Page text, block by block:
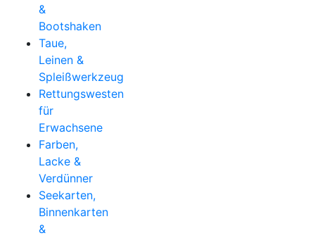
&
Bootshaken
Taue,
Leinen &
Spleißwerkzeug
Rettungswesten
für
Erwachsene
Farben,
Lacke &
Verdünner
Seekarten,
Binnenkarten
&